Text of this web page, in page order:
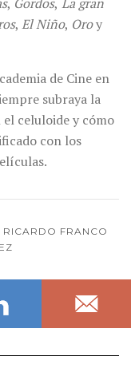
, El Niño, Oroy
de Cine en
subraya la
celuloide y cómo
con los
RICARDO FRANCO